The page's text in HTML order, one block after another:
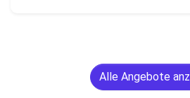
Alle Angebote